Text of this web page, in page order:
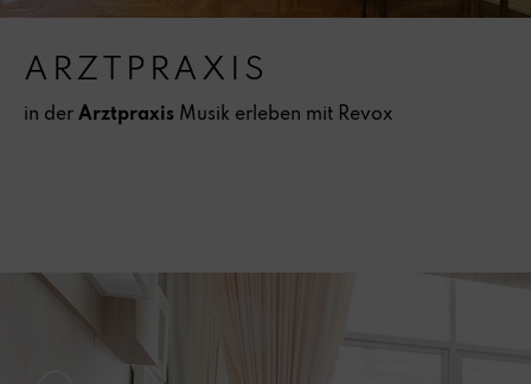
ARZTPRAXIS
in der Arztpraxis Musik erleben mit Revox